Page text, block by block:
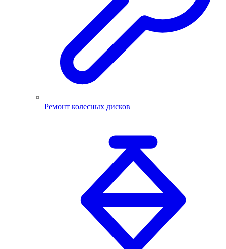
Ремонт колесных дисков